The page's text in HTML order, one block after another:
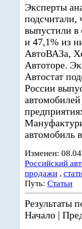
Эксперты
подсчитали,
выпустили
и 47,1% из
АвтоВАЗа,
Автоторе.
Автостат
России
автомобиль
Изменен:
Российский
продажи ,
Путь: Статьи
Результаты
Начало |